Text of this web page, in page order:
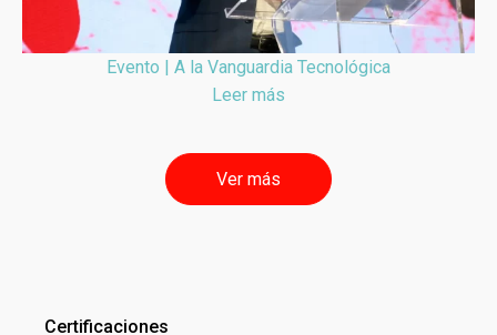
Evento | A la Vanguardia Tecnológica
Leer más
Ver más
Certificaciones